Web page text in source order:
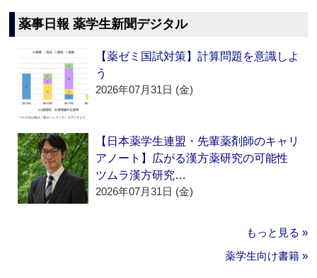
薬事日報 薬学生新聞デジタル
【薬ゼミ国試対策】計算問題を意識しよ
う
2026年07月31日 (金)
【日本薬学生連盟・先輩薬剤師のキャリ
アノート】広がる漢方薬研究の可能性
ツムラ漢方研究…
2026年07月31日 (金)
もっと見る »
薬学生向け書籍 »